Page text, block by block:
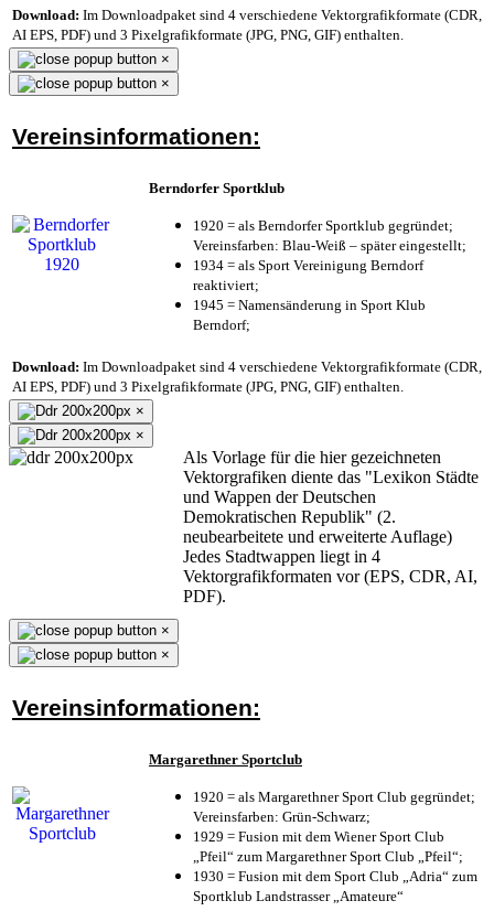
Download: Im Downloadpaket sind 4 verschiedene Vektorgrafikformate (CDR,
AI EPS, PDF) und 3 Pixelgrafikformate (JPG, PNG, GIF) enthalten.
×
×
Vereinsinformationen:
Berndorfer Sportklub
1920 = als Berndorfer Sportklub gegründet;
Vereinsfarben: Blau-Weiß – später eingestellt;
1934 = als Sport Vereinigung Berndorf
reaktiviert;
1945 = Namensänderung in Sport Klub
Berndorf;
Download: Im Downloadpaket sind 4 verschiedene Vektorgrafikformate (CDR,
AI EPS, PDF) und 3 Pixelgrafikformate (JPG, PNG, GIF) enthalten.
×
×
Als Vorlage für die hier gezeichneten
Vektorgrafiken diente das "Lexikon Städte
und Wappen der Deutschen
Demokratischen Republik" (2.
neubearbeitete und erweiterte Auflage)
Jedes Stadtwappen liegt in 4
Vektorgrafikformaten vor (EPS, CDR, AI,
PDF).
×
×
Vereinsinformationen:
Margarethner Sportclub
1920 = als Margarethner Sport Club gegründet;
Vereinsfarben: Grün-Schwarz;
1929 = Fusion mit dem Wiener Sport Club
„Pfeil“ zum Margarethner Sport Club „Pfeil“;
1930 = Fusion mit dem Sport Club „Adria“ zum
Sportklub Landstrasser „Amateure“